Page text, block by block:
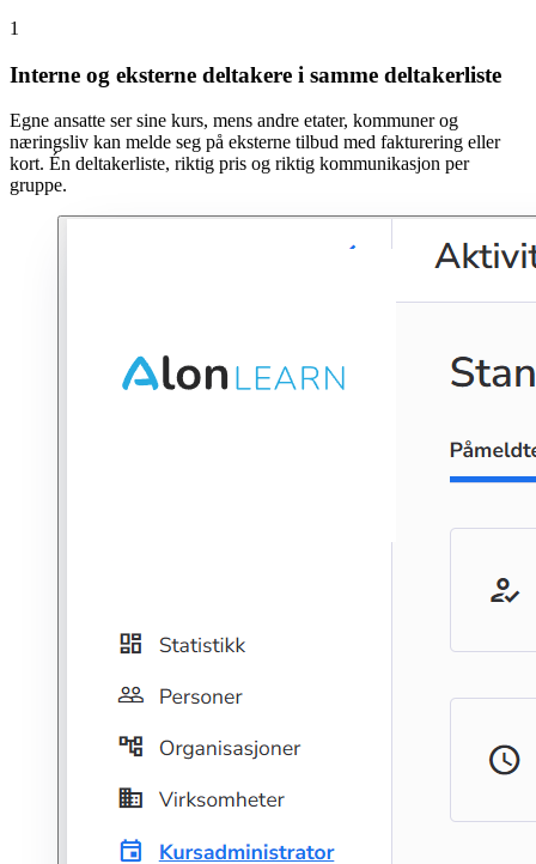
1
Interne og eksterne deltakere i samme deltakerliste
Egne ansatte ser sine kurs, mens andre etater, kommuner og
næringsliv kan melde seg på eksterne tilbud med fakturering eller
kort. Én deltakerliste, riktig pris og riktig kommunikasjon per
gruppe.